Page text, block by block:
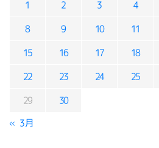
1 2 3 4
8 9 10 11
15 16 17 18
22 23 24 25
29 30
« 3月